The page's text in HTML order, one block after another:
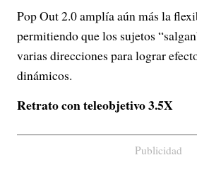
Pop Out 2.0 amplía aún más la
permitiendo que los sujetos
varias direcciones para lograr
dinámicos.
Retrato con teleobjetivo 3.5X
Publicidad